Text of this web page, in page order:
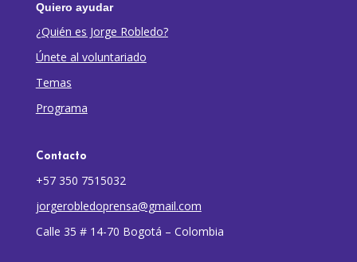
Quiero ayudar
¿Quién es Jorge Robledo?
Únete al voluntariado
Temas
Programa
Contacto
+57 350 7515032
jorgerobledoprensa@gmail.com
Calle 35 # 14-70 Bogotá – Colombia